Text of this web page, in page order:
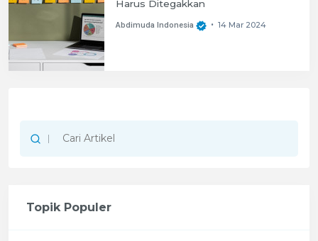
Harus Ditegakkan
Abdimuda Indonesia • 14 Mar 2024
Topik Populer